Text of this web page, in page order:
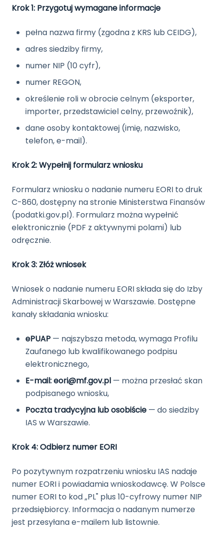
Krok 1: Przygotuj wymagane informacje
pełna nazwa firmy (zgodna z KRS lub CEIDG),
adres siedziby firmy,
numer NIP (10 cyfr),
numer REGON,
określenie roli w obrocie celnym (eksporter,
importer, przedstawiciel celny, przewoźnik),
dane osoby kontaktowej (imię, nazwisko,
telefon, e-mail).
Krok 2: Wypełnij formularz wniosku
Formularz wniosku o nadanie numeru EORI to druk
C-860, dostępny na stronie Ministerstwa Finansów
(podatki.gov.pl). Formularz można wypełnić
elektronicznie (PDF z aktywnymi polami) lub
odręcznie.
Krok 3: Złóż wniosek
Wniosek o nadanie numeru EORI składa się do Izby
Administracji Skarbowej w Warszawie. Dostępne
kanały składania wniosku:
ePUAP — najszybsza metoda, wymaga Profilu
Zaufanego lub kwalifikowanego podpisu
elektronicznego,
E-mail: eori@mf.gov.pl — można przesłać skan
podpisanego wniosku,
Poczta tradycyjna lub osobiście — do siedziby
IAS w Warszawie.
Krok 4: Odbierz numer EORI
Po pozytywnym rozpatrzeniu wniosku IAS nadaje
numer EORI i powiadamia wnioskodawcę. W Polsce
numer EORI to kod „PL" plus 10-cyfrowy numer NIP
przedsiębiorcy. Informacja o nadanym numerze
jest przesyłana e-mailem lub listownie.